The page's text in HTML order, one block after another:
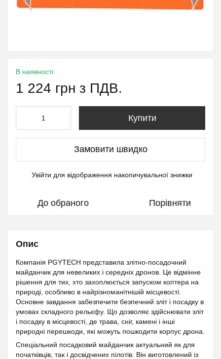
В наявності
1 224 грн з ПДВ.
Купити
Замовити швидко
Увійти для відображення накопичувальної знижки
До обраного Порівняти
Опис
Компанія PGYTECH представила злітно-посадочний
майданчик для невеликих і середніх дронов. Це відмінне
рішення для тих, хто захоплюється запуском коптера на
природі, особливо в найрізноманітнішій місцевості.
Основне завдання забезпечити безпечний зліт і посадку в
умовах складного рельєфу. Що дозволяє здійснювати зліт
і посадку в місцевості, де трава, сніг, камені і інші
природні перешкоди, які можуть пошкодити корпус дрона.
Спеціальний посадковий майданчик актуальний як для
початківців, так і досвідчених пілотів. Він виготовлений із